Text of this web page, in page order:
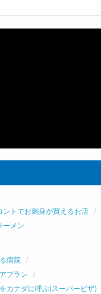
ントでお刺身が買えるお店
ーメン
病院
プラン
カナダに呼ぶ(スーパービザ)